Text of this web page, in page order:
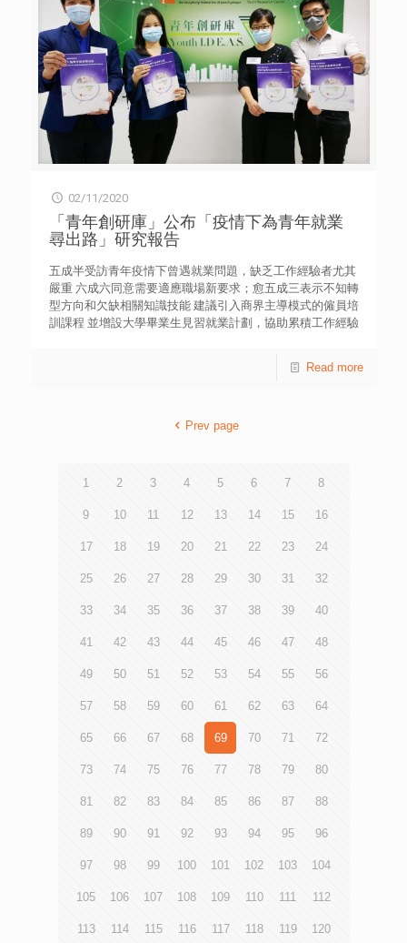
4,443名中學生，了解他們的開學適應狀況。結果顯示，面
對新學年，學生最擔憂的事情依次為「要應付測驗／考試」
（77.8%）、「成績未如理想」（62.2%）及「休息時間減
少」（54%）。此外，四成五（45%）表示「在家網上學習
多時，擔心追不上學習進度」，而三成三（33.4%）表示
「疫症持續，擔心受感染」［表一］。 問卷亦參考了焦
慮症自評量表（Self-Rating Anxiety Scale, SAS），以了解
青少年的焦慮情況。結果指出，逾兩成（21.9%）受訪學生
有輕度至嚴重程度的焦慮傾向，較2018年結果高6.5%。當中
有11.8%屬輕度焦慮、5.4%屬中度焦慮及4.7%達嚴重程度的
「我容易感覺疲倦和乏力」（37.6%），「我覺得比平時容
易緊張和著急」（28%）及「我容易感到煩亂或覺得驚恐」
（27.1%）［表四］。是次量表為學生自評結果，而非焦慮
症的臨床評測工具，惟情況相當值得關注。 儘管在家網上
學習成為新常態，七成三（73.5%）受訪學生認為「防疫工
作比追趕學習進度重要」；近六成（59.1%）「不介意取消
陸運會、比賽、訓練等大型活動」。雖然如此，六成七
（67.2%）表示「相比網上學習，我更希望回校面授學習」
園新老師新同學，對環境既陌生，又擔心未能結交新朋友。
一方面應對考試測驗、追趕學習進度的壓力，另方面擔心人
如此，數據反映較多學生希望實體上課，甚至更珍惜回校上
們重新投入學習和享受校園生活，亦要紓緩焦慮情緒，找出
情上，提升自我掌控感。由於防疫工作不能鬆懈，她亦建議
青協於全港35間中學提供駐校社工服務， 2019/20學年共
次為「與學業有關」(24%)及「家庭問題」(18%)。駐校社工
中六學生十分緊張學業表現，雖然剛開學但考試測驗排山倒
海而來，要追回停課及網課期間的進度，壓力更大至不斷發
受自己的負面情緒影響。除發惡夢及失眠外，亦因壓力問題
為疫情和暑假已有一段時間沒有與同學見面，令關係更生
疏。原本以為自己可以在新學期與同學重新建立關係，惟開
學後自己成為班上被杯葛的對象，同學多番針對他的說話與
明年再報讀其他課程或重讀中學。 個案三︰有中一學生適
升讀中二後，雖然成績已名列前茅，仍擔憂會退步，家長亦
力，開始難以入睡，出現焦慮，但在同學面前強裝正常，亦
不想家長知道自己的情況。 為提高學生以至公眾對焦慮情
道》書籍，圖文並茂介紹常見的焦慮表現，學習與焦慮和平
02/11/2020
「青年創研庫」公布「疫情下為青年就業
尋出路」研究報告
五成半受訪青年疫情下曾遇就業問題，缺乏工作經驗者尤其
嚴重 六成六同意需要適應職場新要求；愈五成三表示不知轉
型方向和欠缺相關知識技能 建議引入商界主導模式的僱員培
訓課程 並增設大學畢業生見習就業計劃，協助累積工作經驗
結果顯示，在受訪的600名離校青年中，五成半（55.0%）自
減少導致收入下降」（13.7%）等【表2】；而超過六成
600名18至34歲離校的青協會員。結果發現，18至24歲年齡
3】，他們也較擔心自己「未能累積職場經驗」和「未能累
就業環境並不樂觀。即使日後疫情受控，仍有近四成傾向認
分同意未來「有新行業出現」（81.8%）、「對新知識和技
7】。面對這些轉變，六成六（66.0%）認為「有需要」適應
職場新要求【表8】，惟他們亦表示「不知道轉型的方向」
道何處有轉型的機會」（36.9%）【表9】。 調查又發現，
「持續進修以適應市場新需求」（82.7%）和「從事兼職職
位」（79.3%）；亦有不願意「從事實習職位」（25%）及
「從事起步職位」（18.7%）【表10】，主要關注收入和職
場階梯的問題【表11、表12】。 研究又深入訪問多位專
家，以及20名18至34歲曾在疫情下遇過就業問題的青年個
月中不斷搵工，仍未獲聘。有受訪的兼職活動保安員稱不少
映，欠缺工作經驗的年輕求職者，以及臨時工、兼職和承接
外判項目的自由工作者等，是疫情下就業處境最不利的一
為疫情反覆，難以計劃未來或心態上未能作出調整。例如有
包袱選擇轉行，接受較低職級及收入大減。 受訪學者分析
Read more
Prev page
1 2 3 4 5 6 7 8
9 10 11 12 13 14 15 16
17 18 19 20 21 22 23 24
25 26 27 28 29 30 31 32
33 34 35 36 37 38 39 40
41 42 43 44 45 46 47 48
49 50 51 52 53 54 55 56
57 58 59 60 61 62 63 64
65 66 67 68 69 70 71 72
73 74 75 76 77 78 79 80
81 82 83 84 85 86 87 88
89 90 91 92 93 94 95 96
97 98 99 100 101 102 103 104
105 106 107 108 109 110 111 112
113 114 115 116 117 118 119 120